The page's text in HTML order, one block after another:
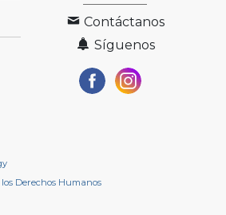
Contáctanos
Síguenos
Derechos Humanos